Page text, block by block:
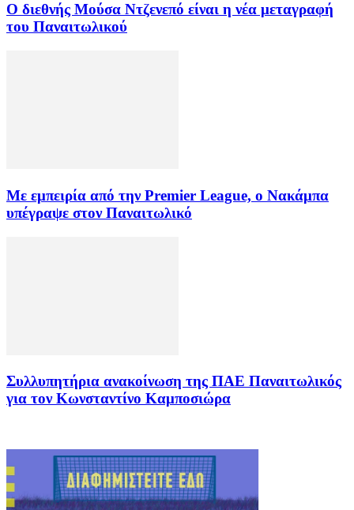
Ο διεθνής Μούσα Ντζενεπό είναι η νέα μεταγραφή
του Παναιτωλικού
Με εμπειρία από την Premier League, ο Νακάμπα
υπέγραψε στον Παναιτωλικό
Συλλυπητήρια ανακοίνωση της ΠΑΕ Παναιτωλικός
για τον Κωνσταντίνο Καμποσιώρα